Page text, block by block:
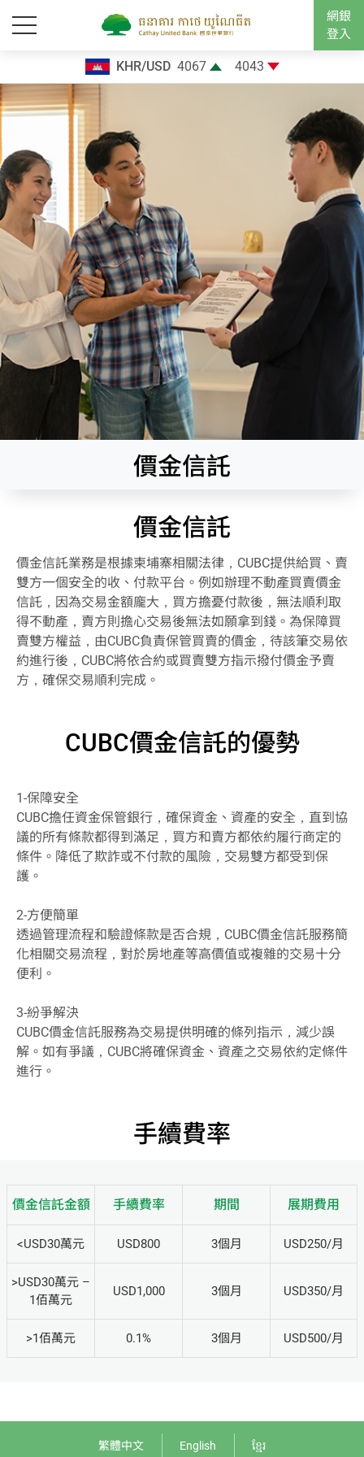
網銀
登入
KHR/USD 4067 4043
價金信託
價金信託
價金信託業務是根據柬埔寨相關法律，CUBC提供給買、賣
雙方一個安全的收、付款平台。例如辦理不動產買賣價金
信託，因為交易金額龐大，買方擔憂付款後，無法順利取
得不動產，賣方則擔心交易後無法如願拿到錢。為保障買
賣雙方權益，由CUBC負責保管買賣的價金，待該筆交易依
約進行後，CUBC將依合約或買賣雙方指示撥付價金予賣
方，確保交易順利完成。
CUBC價金信託的優勢
1-保障安全
CUBC擔任資金保管銀行，確保資金、資產的安全，直到協
議的所有條款都得到滿足，買方和賣方都依約履行商定的
條件。降低了欺詐或不付款的風險，交易雙方都受到保
護。
2-方便簡單
透過管理流程和驗證條款是否合規，CUBC價金信託服務簡
化相關交易流程，對於房地產等高價值或複雜的交易十分
便利。
3-紛爭解決
CUBC價金信託服務為交易提供明確的條列指示，減少誤
解。如有爭議，CUBC將確保資金、資產之交易依約定條件
進行。
手續費率
價金信託金額 手續費率 期間 展期費用
<USD30萬元 USD800 3個月 USD250/月
>USD30萬元 –
1佰萬元
USD1,000 3個月 USD350/月
>1佰萬元 0.1% 3個月 USD500/月
繁體中文 English ខ្មែរ